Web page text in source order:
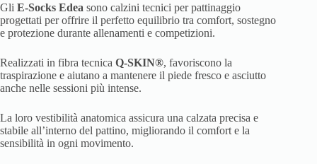
Gli E-Socks Edea sono calzini tecnici per pattinaggio
progettati per offrire il perfetto equilibrio tra comfort, sostegno
e protezione durante allenamenti e competizioni.
Realizzati in fibra tecnica Q-SKIN®, favoriscono la
traspirazione e aiutano a mantenere il piede fresco e asciutto
anche nelle sessioni più intense.
La loro vestibilità anatomica assicura una calzata precisa e
stabile all’interno del pattino, migliorando il comfort e la
sensibilità in ogni movimento.